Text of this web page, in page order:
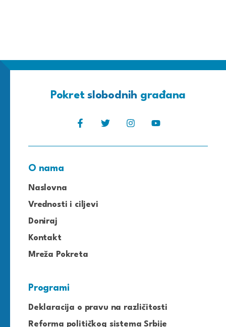
Pokretslobodnih građana
O nama
Naslovna
Vrednosti i ciljevi
Doniraj
Kontakt
Mreža Pokreta
Programi
Deklaracija o pravu na različitosti
Reforma političkog sistema Srbije